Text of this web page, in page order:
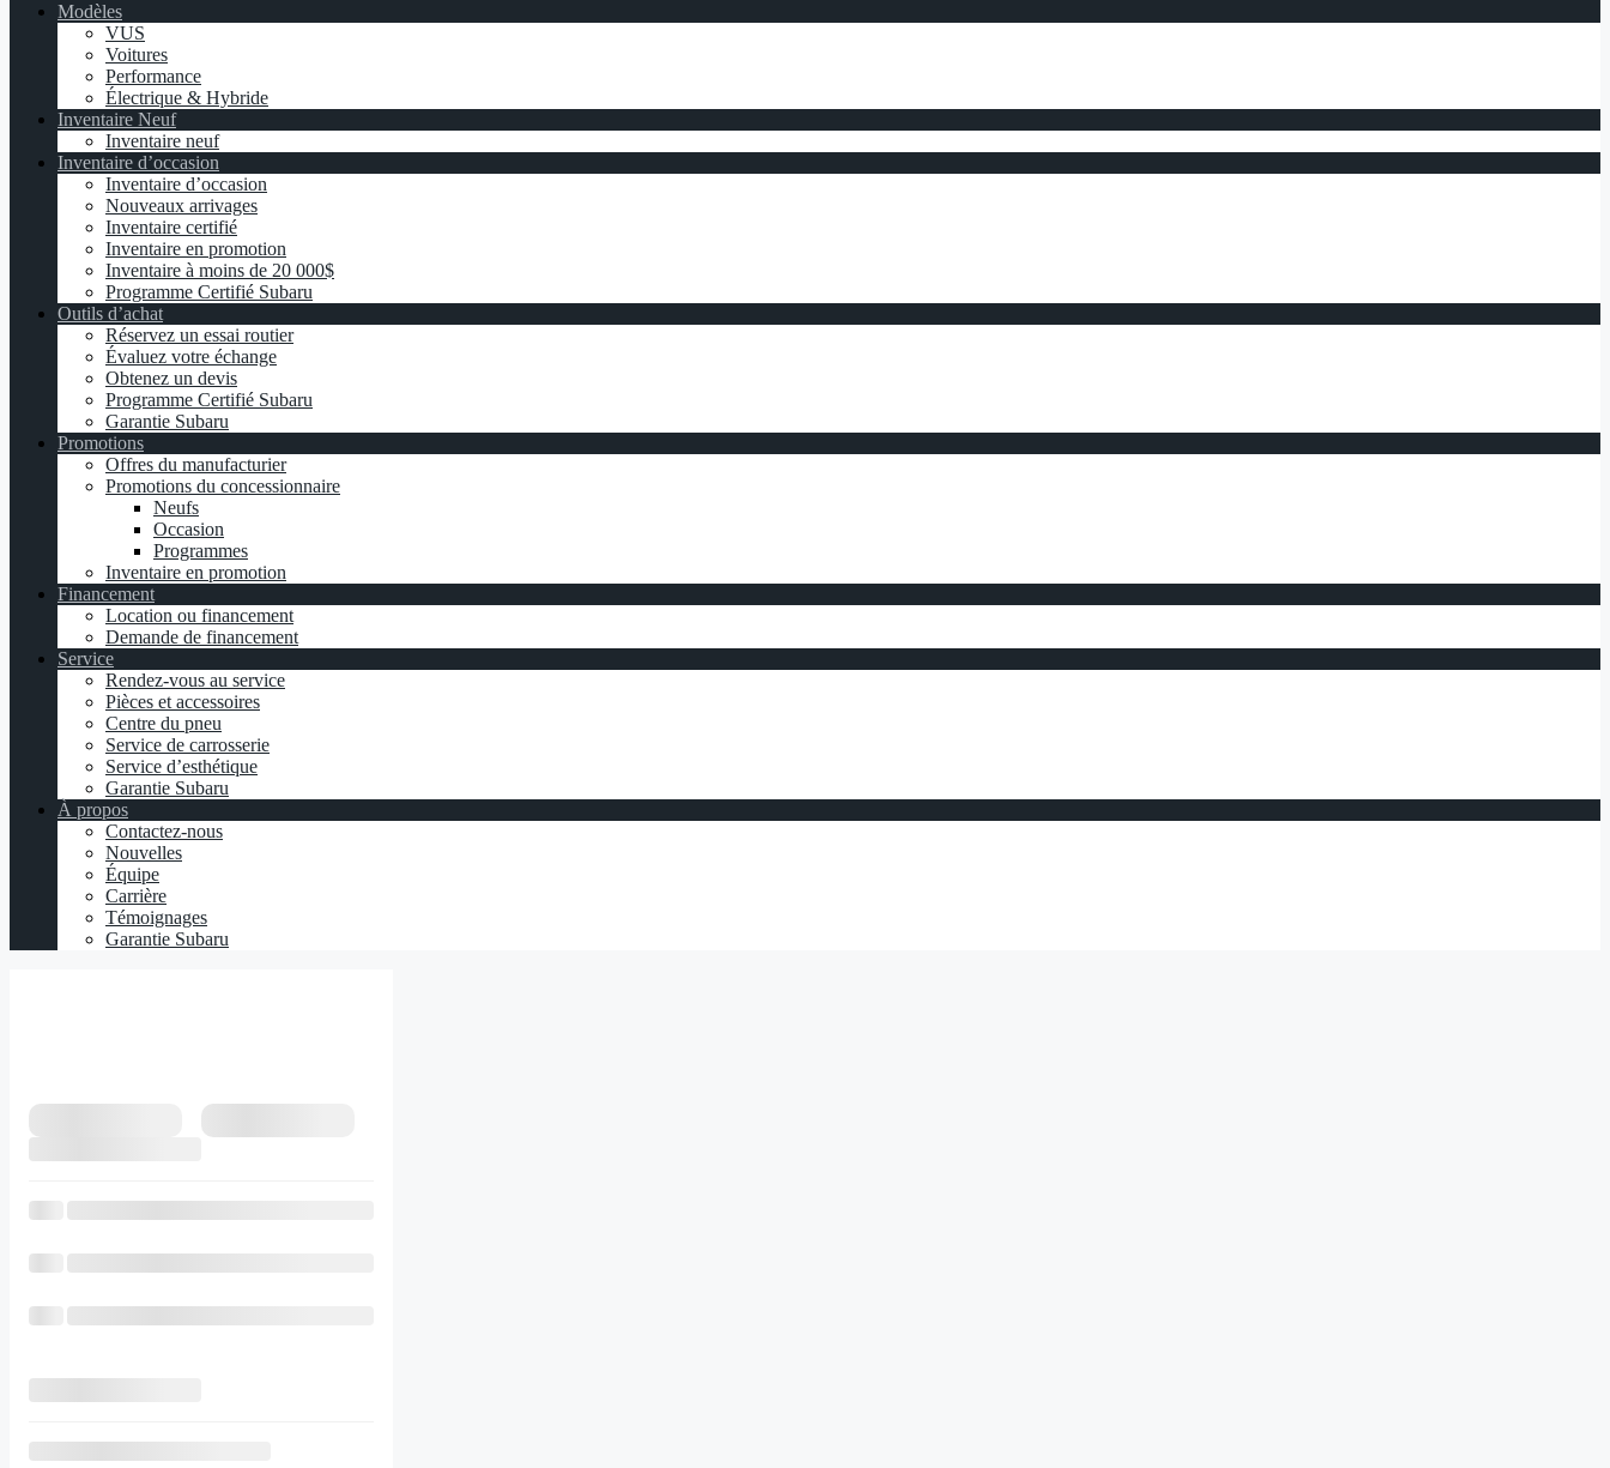
Modèles
VUS
Voitures
Performance
Électrique & Hybride
Inventaire Neuf
Inventaire neuf
Inventaire d’occasion
Inventaire d’occasion
Nouveaux arrivages
Inventaire certifié
Inventaire en promotion
Inventaire à moins de 20 000$
Programme Certifié Subaru
Outils d’achat
Réservez un essai routier
Évaluez votre échange
Obtenez un devis
Programme Certifié Subaru
Garantie Subaru
Promotions
Offres du manufacturier
Promotions du concessionnaire
Neufs
Occasion
Programmes
Inventaire en promotion
Financement
Location ou financement
Demande de financement
Service
Rendez-vous au service
Pièces et accessoires
Centre du pneu
Service de carrosserie
Service d’esthétique
Garantie Subaru
À propos
Contactez-nous
Nouvelles
Équipe
Carrière
Témoignages
Garantie Subaru